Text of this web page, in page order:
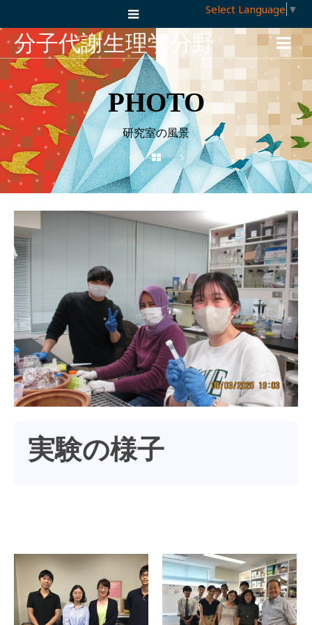
Select Language ▼
分子代謝生理学分野
PHOTO
研究室の風景
実験の様子